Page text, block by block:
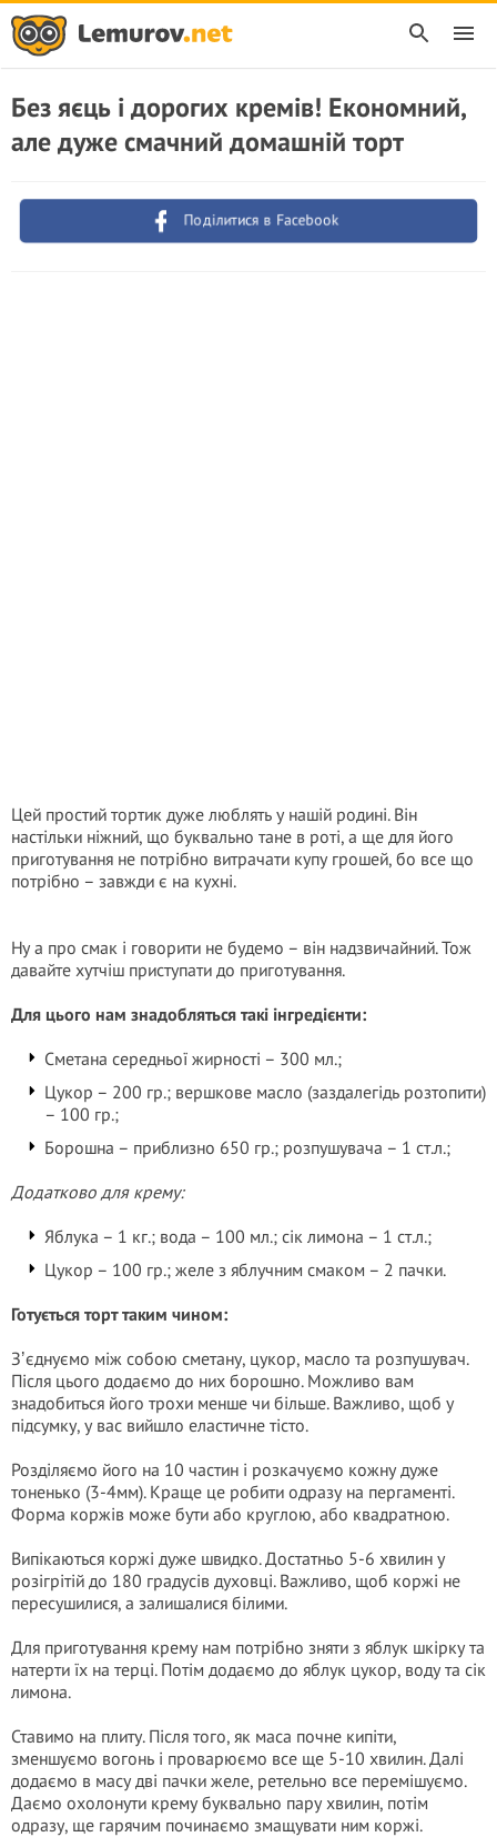
Без яєць і дорогих кремів! Економний,
але дуже смачний домашній торт
Поділитися в Facebook
Цей простий тортик дуже люблять у нашій родині. Він
настільки ніжний, що буквально тане в роті, а ще для його
приготування не потрібно витрачати купу грошей, бо все що
потрібно – завжди є на кухні.
Ну а про смак і говорити не будемо – він надзвичайний. Тож
давайте хутчіш приступати до приготування.
Для цього нам знадобляться такі інгредієнти:
Сметана середньої жирності – 300 мл.;
Цукор – 200 гр.; вершкове масло (заздалегідь розтопити)
– 100 гр.;
Борошна – приблизно 650 гр.; розпушувача – 1 ст.л.;
Додатково для крему:
Яблука – 1 кг.; вода – 100 мл.; сік лимона – 1 ст.л.;
Цукор – 100 гр.; желе з яблучним смаком – 2 пачки.
Готується торт таким чином:
Зʼєднуємо між собою сметану, цукор, масло та розпушувач.
Після цього додаємо до них борошно. Можливо вам
знадобиться його трохи менше чи більше. Важливо, щоб у
підсумку, у вас вийшло еластичне тісто.
Розділяємо його на 10 частин і розкачуємо кожну дуже
тоненько (3-4мм). Краще це робити одразу на пергаменті.
Форма коржів може бути або круглою, або квадратною.
Випікаються коржі дуже швидко. Достатньо 5-6 хвилин у
розігрітій до 180 градусів духовці. Важливо, щоб коржі не
пересушилися, а залишалися білими.
Для приготування крему нам потрібно зняти з яблук шкірку та
натерти їх на терці. Потім додаємо до яблук цукор, воду та сік
лимона.
Ставимо на плиту. Після того, як маса почне кипіти,
зменшуємо вогонь і проварюємо все ще 5-10 хвилин. Далі
додаємо в масу дві пачки желе, ретельно все перемішуємо.
Даємо охолонути крему буквально пару хвилин, потім
одразу, ще гарячим починаємо змащувати ним коржі.